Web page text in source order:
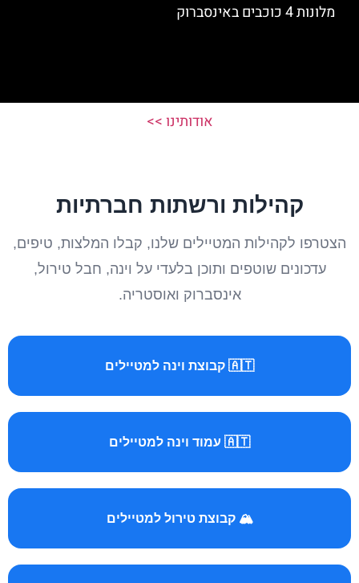
מלונות 4 כוכבים באינסברוק
אודותינו >>
קהילות ורשתות חברתיות
הצטרפו לקהילות המטיילים שלנו, קבלו המלצות, טיפים,
עדכונים שוטפים ותוכן בלעדי על וינה, חבל טירול,
אינסברוק ואוסטריה.
🇦🇹 קבוצת וינה למטיילים
🇦🇹 עמוד וינה למטיילים
🏔️ קבוצת טירול למטיילים